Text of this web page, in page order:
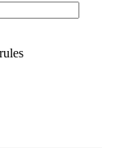
rules